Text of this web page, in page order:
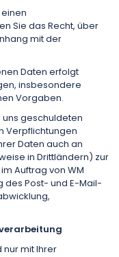
Sie das Recht, über
mit der
Daten erfolgt
insbesondere
Vorgaben.
geschuldeten
Verpflichtungen
Daten auch an
in Drittländern) zur
Auftrag von WM
des Post- und E-Mail-
mit Ihrer